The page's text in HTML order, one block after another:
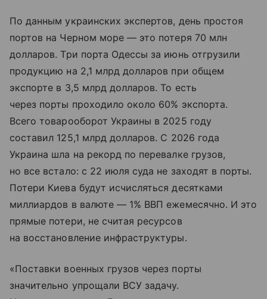
По данным украинских экспертов, день простоя
портов на Черном море — это потеря 70 млн
долларов. Три порта Одессы за июнь отгрузили
продукцию на 2,1 млрд долларов при общем
экспорте в 3,5 млрд долларов. То есть
через порты проходило около 60% экспорта.
Всего товарооборот Украины в 2025 году
составил 125,1 млрд долларов. С 2026 года
Украина шла на рекорд по перевалке грузов,
но все встало: с 22 июля суда не заходят в порты.
Потери Киева будут исчисляться десятками
миллиардов в валюте — 1% ВВП ежемесячно. И это
прямые потери, не считая ресурсов
на восстановление инфраструктуры.
«Поставки военных грузов через порты
значительно упрощали ВСУ задачу.